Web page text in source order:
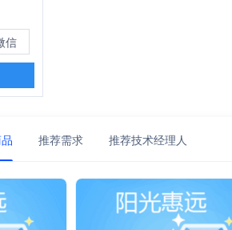
信
推荐需求 推荐技术经理人